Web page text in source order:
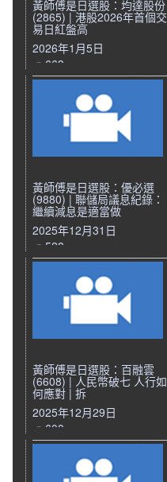
黃師傅是日選股：均達股份
(2865) | 港股2026年首個交
易日紅盤高
2026年1月5日
663
黃師傅是日選股：優必選
(9880) | 聯儲局議息紀錄：
繼續減息是適當做
2025年12月31日
528
黃師傅是日選股：百融雲
(6608) | 人民幣破七 人行如
何應對 | 拆
2025年12月29日
600